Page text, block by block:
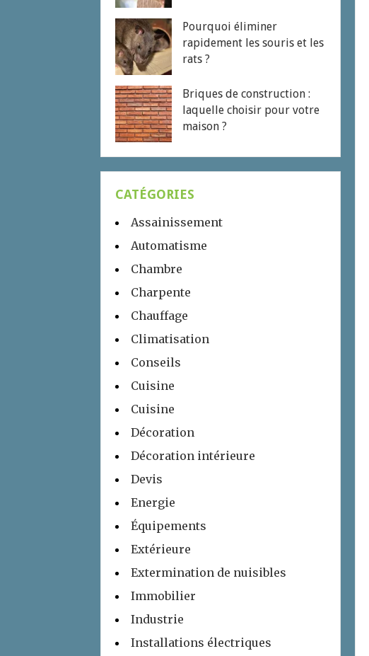
Pourquoi éliminer
rapidement les souris et les
rats ?
Briques de construction :
laquelle choisir pour votre
maison ?
CATÉGORIES
Assainissement
Automatisme
Chambre
Charpente
Chauffage
Climatisation
Conseils
Cuisine
Cuisine
Décoration
Décoration intérieure
Devis
Energie
Équipements
Extérieure
Extermination de nuisibles
Immobilier
Industrie
Installations électriques